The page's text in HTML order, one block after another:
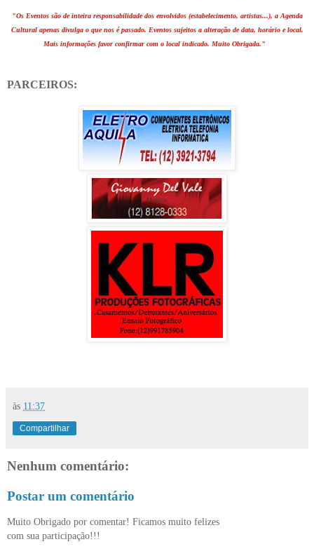
"Os Eventos são de inteira responsabilidade dos envolvidos (estabelecimento, artistas...), a Agenda
Cultural apenas divulga o que nos é passado. Eventos sujeitos a alteração de data, horário e local.
Mais informações favor confirmar com o local indicado. Muito Obrigada."
PARCEIROS:
às 11:37
Compartilhar
Nenhum comentário:
Postar um comentário
Muito Obrigado por comentar! Ficamos muito felizes
com sua participação!!!